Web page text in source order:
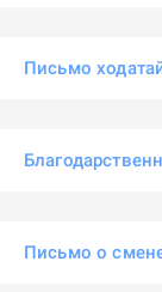
Письмо
Письмо о